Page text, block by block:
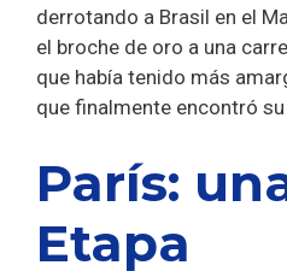
derrotando a Brasil en el
el broche de oro a una
que había tenido más
que finalmente encontró
París:
Etapa